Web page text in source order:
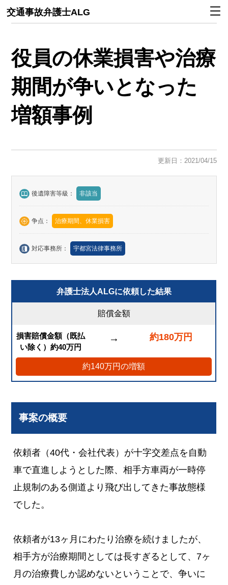
交通事故弁護士ALG
役員の休業損害や治療
期間が争いとなった
増額事例
更新日：2021/04/15
後遺障害等級： 非該当
争点： 治療期間、休業損害
対応事務所： 宇都宮法律事務所
弁護士法人ALGに依頼した結果
賠償金額
損害賠償金額（既払
い除く）約40万円
→ 約180万円
約140万円の増額
事案の概要
依頼者（40代・会社代表）が十字交差点を自動
車で直進しようとした際、相手方車両が一時停
止規制のある側道より飛び出してきた事故態様
でした。
依頼者が13ヶ月にわたり治療を続けましたが、
相手方が治療期間としては長すぎるとして、7ヶ
月の治療費しか認めないということで、争いに